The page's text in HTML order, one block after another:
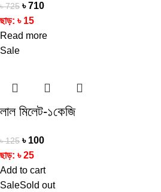
৳725 ৳710
ছাড়: ৳ 15
Read more
Sale
লাল মিলেট-১কেজি
৳125 ৳ 100
ছাড়: ৳25
Add to cart
SaleSold out